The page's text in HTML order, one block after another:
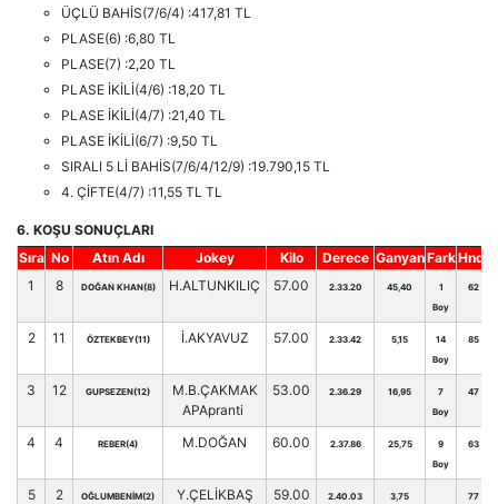
ÜÇLÜ BAHİS(7/6/4) :417,81 TL
PLASE(6) :6,80 TL
PLASE(7) :2,20 TL
PLASE İKİLİ(4/6) :18,20 TL
PLASE İKİLİ(4/7) :21,40 TL
PLASE İKİLİ(6/7) :9,50 TL
SIRALI 5 Lİ BAHİS(7/6/4/12/9) :19.790,15 TL
4. ÇİFTE(4/7) :11,55 TL TL
6. KOŞU SONUÇLARI
Sıra No Atın Adı Jokey Kilo Derece GanyanFarkHnd.
1
8 DOĞAN KHAN(8) H.ALTUNKILIÇ 57.00 2.33.20 45,40
1
Boy
62
2 11 ÖZTEKBEY(11) İ.AKYAVUZ 57.00 2.33.42 5,15
14
Boy
85
3 12 GUPSEZEN(12)
M.B.ÇAKMAK
APApranti
53.00 2.36.29 16,95
7
Boy
47
4 4 REBER(4) M.DOĞAN 60.00 2.37.86 25,75
9
Boy
63
5 2 OĞLUMBENİM(2) Y.ÇELİKBAŞ 59.00 2.40.03 3,75 77